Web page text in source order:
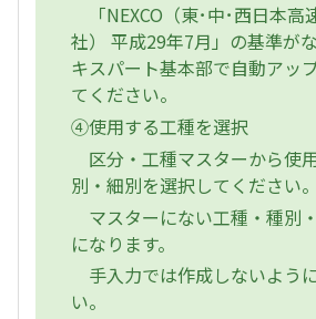
「NEXCO（東･中･西日本高
社） 平成29年7月」の基準が
キスパート基本部で自動アッ
てください。
④使用する工種を選択
区分・工種マスターから使
別・細別を選択してください。
マスターにない工種・種別
になります。
手入力では作成しないよう
い。